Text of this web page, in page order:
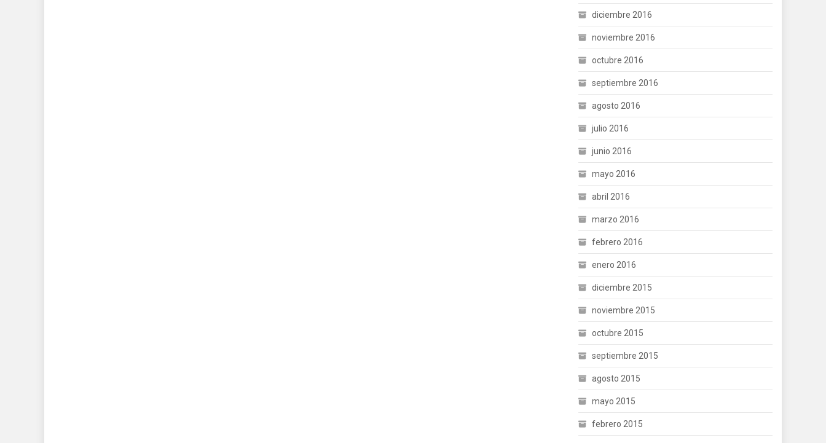
diciembre 2016
noviembre 2016
octubre 2016
septiembre 2016
agosto 2016
julio 2016
junio 2016
mayo 2016
abril 2016
marzo 2016
febrero 2016
enero 2016
diciembre 2015
noviembre 2015
octubre 2015
septiembre 2015
agosto 2015
mayo 2015
febrero 2015